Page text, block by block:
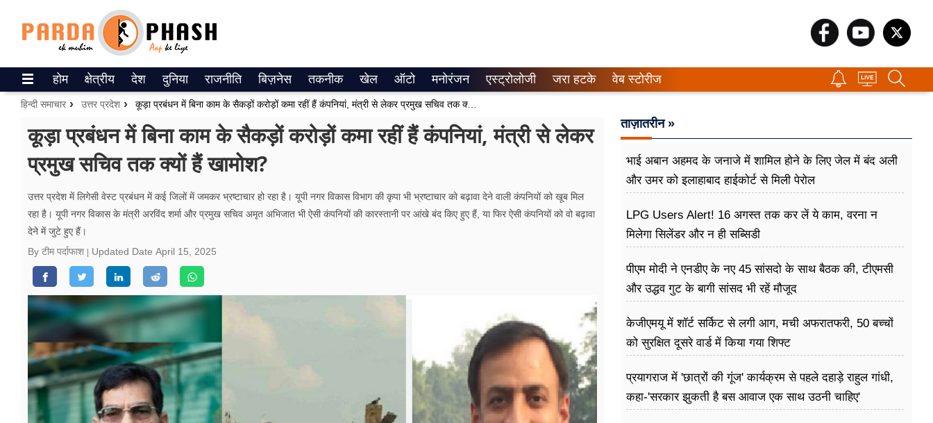
ePaper
उत्तर प्रदेश
वीडियो
रिलेशनशिप
जीवन मंत्रा
सेहत
ब्‍यूटी
जॉब्स
होम क्षेत्रीय देश दुनिया राजनीति बिज़नेस तकनीक खेल ऑटो मनोरंजन एस्ट्रोलोजी जरा हटके वेब स्टोरीज
हिन्दी समाचार उत्तर प्रदेश कूड़ा प्रबंधन में बिना काम के सैकड़ों करोड़ों कमा रहीं हैं कंपनियां, मंत्री से लेकर प्रमुख सचिव तक क्यों हैं खामोश?
कूड़ा प्रबंधन में बिना काम के सैकड़ों करोड़ों कमा रहीं हैं कंपनियां, मंत्री से लेकर
प्रमुख सचिव तक क्यों हैं खामोश?
उत्तर प्रदेश में लिगेसी वेस्ट प्रबंधन में कई जिलों में जमकर भ्रष्टाचार हो रहा है। यूपी नगर विकास विभाग की कृपा भी भ्रष्टाचार को बढ़ावा देने वाली कंपनियों को खूब मिल
रहा है। यूपी नगर विकास के मंत्री अ​रविंद शर्मा और प्रमुख सचिव अमृत अभिजात भी ऐसी कंपनियों की कारस्तानी पर आंखे बंद किए हुए हैं, या फिर ऐसी कंपनियों को वो बढ़ावा
देने में जुटे हुए हैं।
By टीम पर्दाफाश
Updated Date April 15, 2025
ताज़ातरीन »
भाई अबान अहमद के जनाजे में शामिल होने के लिए जेल में बंद अली
और उमर को इलाहाबाद हाईकोर्ट से मिली पेरोल
LPG Users Alert! 16 अगस्त तक कर लें ये काम, वरना न
मिलेगा सिलेंडर और न ही सब्सिडी
पीएम मोदी ने एनडीए के नए 45 सांसदो के साथ बैठक की, टीएमसी
और उद्धव गुट के बागी सांसद भी रहें मौजूद
केजीएमयू में शॉर्ट सर्किट से लगी आग, मची अफरातफरी, 50 बच्चों
को सुरक्षित दूसरे वार्ड में किया गया शिफ्ट
प्रयागराज में 'छात्रों की गूंज' कार्यक्रम से पहले दहाड़े राहुल गांधी,
कहा-'सरकार झुकती है बस आवाज एक साथ उठनी चाहिए'